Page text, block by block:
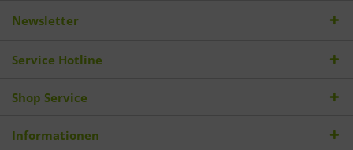
Newsletter
Service Hotline
Shop Service
Informationen